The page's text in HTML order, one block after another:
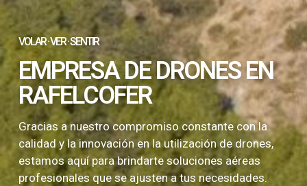
VOLAR · VER · SENTIR
EMPRESA DE DRONES EN
RAFELCOFER
Gracias a nuestro compromiso constante con la
calidad y la innovación en la utilización de drones,
estamos aquí para brindarte soluciones aéreas
profesionales que se ajusten a tus necesidades.